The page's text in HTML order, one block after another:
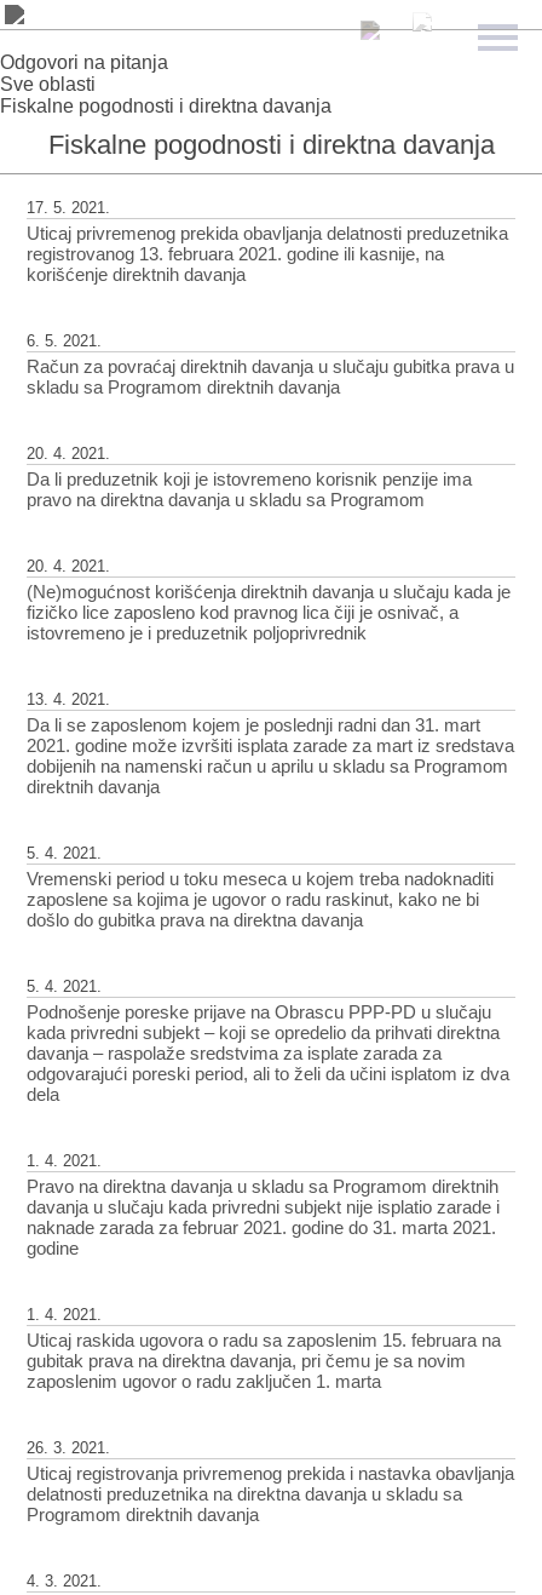
Odgovori na pitanja
Sve oblasti
Fiskalne pogodnosti i direktna davanja
Fiskalne pogodnosti i direktna davanja
Uticaj privremenog prekida obavljanja delatnosti preduzetnika
registrovanog 13. februara 2021. godine ili kasnije, na
korišćenje direktnih davanja
17. 5. 2021.
Račun za povraćaj direktnih davanja u slučaju gubitka prava u
skladu sa Programom direktnih davanja
6. 5. 2021.
Da li preduzetnik koji je istovremeno korisnik penzije ima
pravo na direktna davanja u skladu sa Programom
20. 4. 2021.
(Ne)mogućnost korišćenja direktnih davanja u slučaju kada je
fizičko lice zaposleno kod pravnog lica čiji je osnivač, a
istovremeno je i preduzetnik poljoprivrednik
20. 4. 2021.
Da li se zaposlenom kojem je poslednji radni dan 31. mart
2021. godine može izvršiti isplata zarade za mart iz sredstava
dobijenih na namenski račun u aprilu u skladu sa Programom
direktnih davanja
13. 4. 2021.
Vremenski period u toku meseca u kojem treba nadoknaditi
zaposlene sa kojima je ugovor o radu raskinut, kako ne bi
došlo do gubitka prava na direktna davanja
5. 4. 2021.
Podnošenje poreske prijave na Obrascu PPP-PD u slučaju
kada privredni subjekt – koji se opredelio da prihvati direktna
davanja – raspolaže sredstvima za isplate zarada za
odgovarajući poreski period, ali to želi da učini isplatom iz dva
dela
5. 4. 2021.
Pravo na direktna davanja u skladu sa Programom direktnih
davanja u slučaju kada privredni subjekt nije isplatio zarade i
naknade zarada za februar 2021. godine do 31. marta 2021.
godine
1. 4. 2021.
Uticaj raskida ugovora o radu sa zaposlenim 15. februara na
gubitak prava na direktna davanja, pri čemu je sa novim
zaposlenim ugovor o radu zaključen 1. marta
1. 4. 2021.
Uticaj registrovanja privremenog prekida i nastavka obavljanja
delatnosti preduzetnika na direktna davanja u skladu sa
Programom direktnih davanja
26. 3. 2021.
4. 3. 2021.